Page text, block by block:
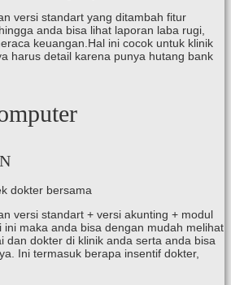
versi standart yang ditambah fitur
anda bisa lihat laporan laba rugi,
keuangan.Hal ini cocok untuk klinik
harus detail karena punya hutang bank
dokter bersama
versi standart + versi akunting + modul
ini maka anda bisa dengan mudah melihat
dan dokter di klinik anda serta anda bisa
Ini termasuk berapa insentif dokter,